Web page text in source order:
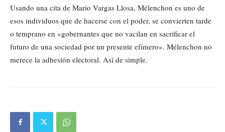
Usando una cita de Mario Vargas Llosa, Mélenchon es uno de
esos individuos que de hacerse con el poder, se convierten tarde
o temprano en «gobernantes que no vacilan en sacrificar el
futuro de una sociedad por un presente efímero». Mélenchon no
merece la adhesión electoral. Así de simple.